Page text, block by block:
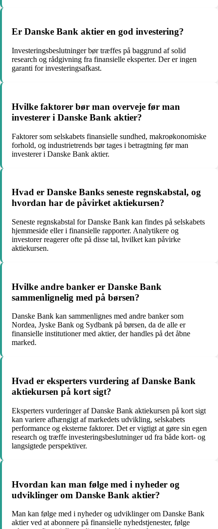
Er Danske Bank aktier en god investering?
Investeringsbeslutninger bør træffes på baggrund af solid
research og rådgivning fra finansielle eksperter. Der er ingen
garanti for investeringsafkast.
Hvilke faktorer bør man overveje før man
investerer i Danske Bank aktier?
Faktorer som selskabets finansielle sundhed, makroøkonomiske
forhold, og industrietrends bør tages i betragtning før man
investerer i Danske Bank aktier.
Hvad er Danske Banks seneste regnskabstal, og
hvordan har de påvirket aktiekursen?
Seneste regnskabstal for Danske Bank kan findes på selskabets
hjemmeside eller i finansielle rapporter. Analytikere og
investorer reagerer ofte på disse tal, hvilket kan påvirke
aktiekursen.
Hvilke andre banker er Danske Bank
sammenlignelig med på børsen?
Danske Bank kan sammenlignes med andre banker som
Nordea, Jyske Bank og Sydbank på børsen, da de alle er
finansielle institutioner med aktier, der handles på det åbne
marked.
Hvad er eksperters vurdering af Danske Bank
aktiekursen på kort sigt?
Eksperters vurderinger af Danske Bank aktiekursen på kort sigt
kan variere afhængigt af markedets udvikling, selskabets
performance og eksterne faktorer. Det er vigtigt at gøre sin egen
research og træffe investeringsbeslutninger ud fra både kort- og
langsigtede perspektiver.
Hvordan kan man følge med i nyheder og
udviklinger om Danske Bank aktier?
Man kan følge med i nyheder og udviklinger om Danske Bank
aktier ved at abonnere på finansielle nyhedstjenester, følge